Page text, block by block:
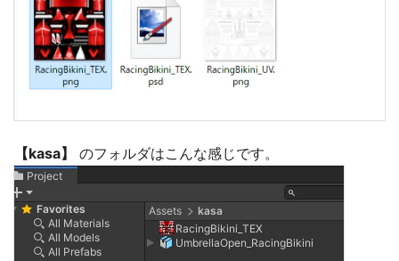
【kasa】 のフォルダはこんな感じです。